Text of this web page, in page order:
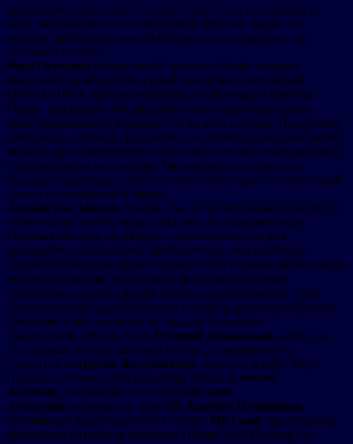
продукцию покупают, и только после этого переходить к
масштабированию. Если производственные задачи не
решены, бренд будет масштабировать свои ошибки, это
ключевой момент.
Вера Прокина, генеральный директор Pepfer, которая
выпускает дизайнерские сумки (среди них популярная
MATRESHKA, которая находится в коллекции Орнеллы
Мути), рассказала, что дилемма между уникальностью и
масштабированием возникает не во всех случаях. Продукция
компании – нишевая, рассчитана на клиентов, которые любят
эмоции, арт, современное искусство, поэтому Pepfer работает
с сувенирными магазинами Третьяковской галереи, но
выходит и на маркетплейсы. Сейчас обсуждается совместный
проект с платформой Lamoda.
Адриан Дж. Мицци, основатель, исполнительный продюсер
и президент Недели моды в Мальте, Ассоциация моды
Мальты (Мальта), подтвердил, что качество всегда в
приоритете: «Количество достигается за счет качества».
Основатель Недели моды вспомнил, что в самом начале, когда
он начинал делать свой бизнес, располагая нулевым
бюджетом, он решил делать ставку на уникальность. «Мы
рекламировали принципиально новый формат мероприятия,
говорили: у нас все будет не так, как у других».
Участниками сессии стали Евгений Домашенко, директор
департамента представления интересов арендаторов,
Core.XP, Екатерина Железнякова, партнер, K&PA, Вера
Прокина, генеральный директор, Pepfer, Алексей
Аксенов, сооснователь, Locals, Светлана
Алексеева, основатель, Svet PR, Альберт Цимиханов,
креативный директор, Slava Concept, Ма Гуай, председатель
правления, китайская компания Hunan Subai Clothing Co.,